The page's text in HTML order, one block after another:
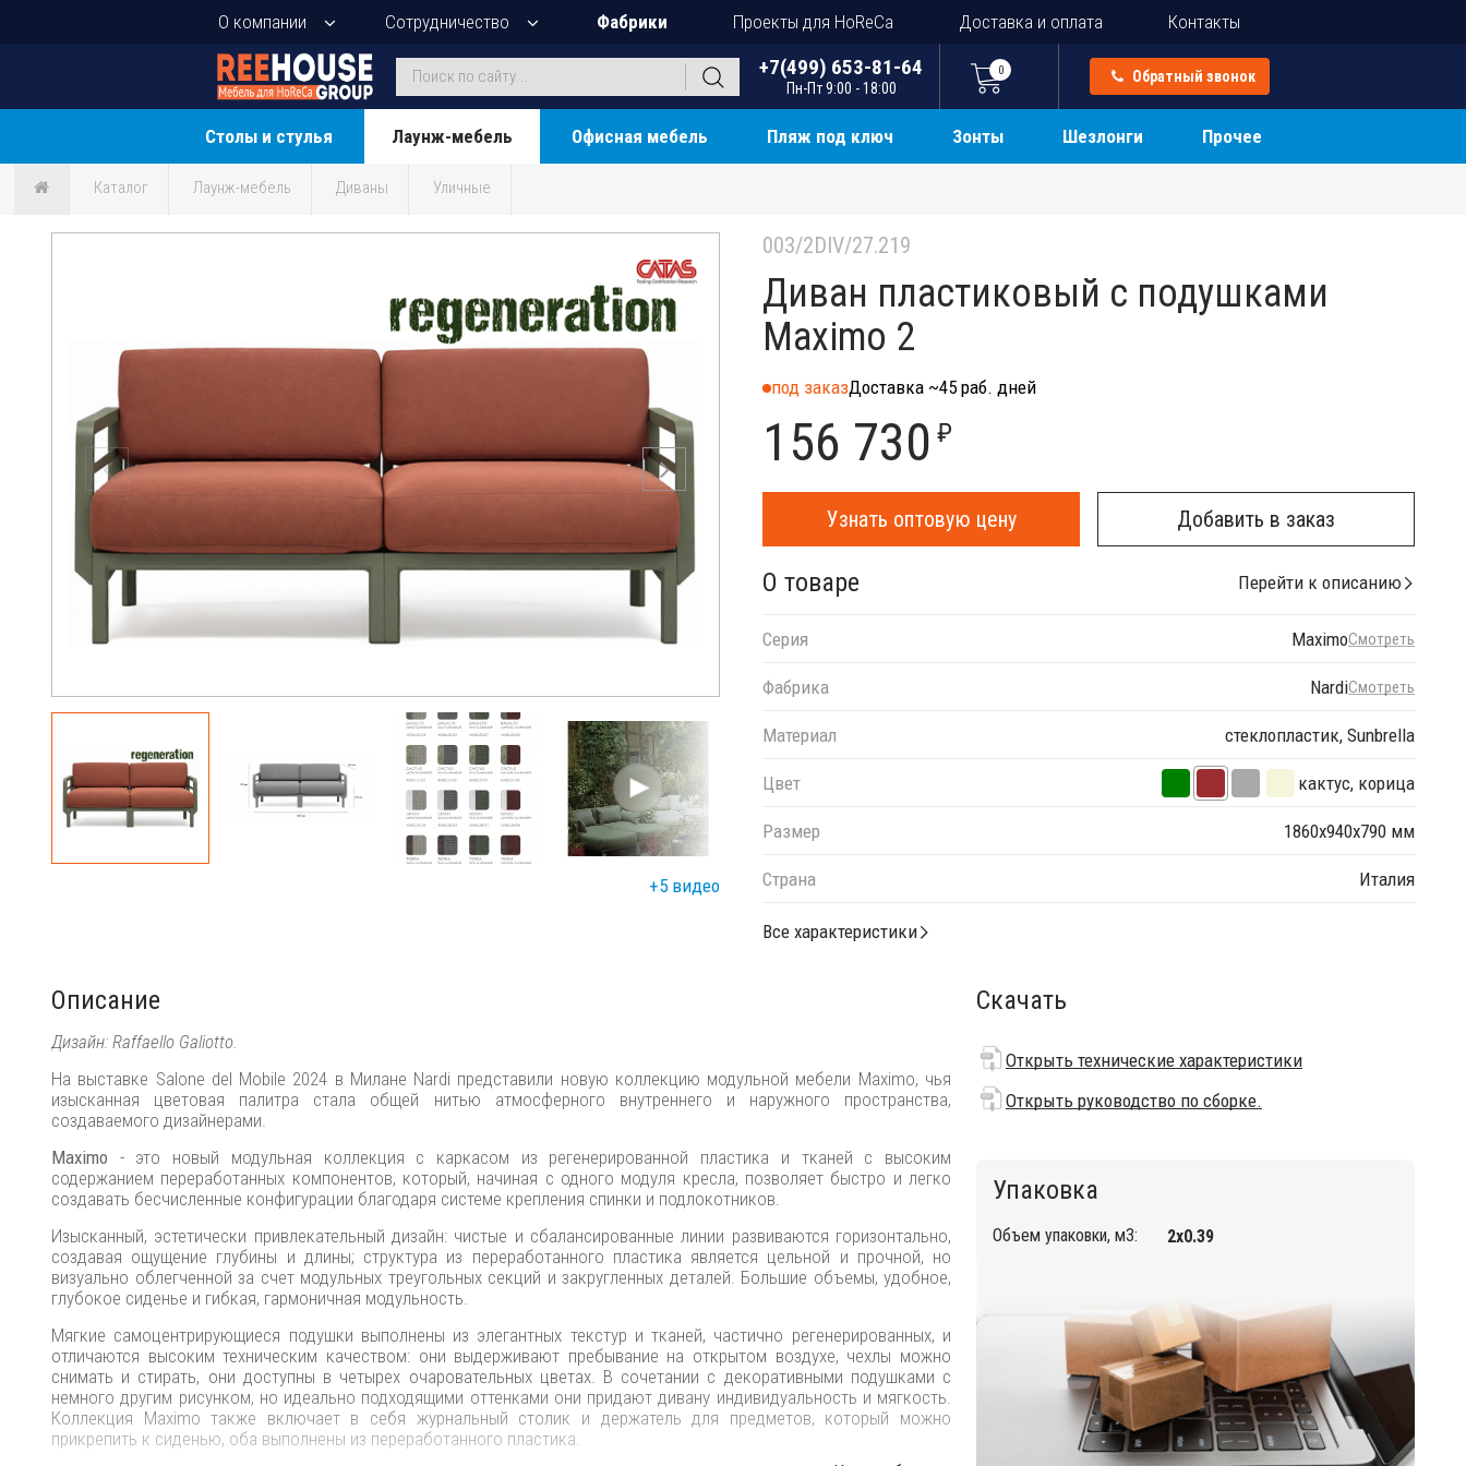
О компании Сотрудничество Фабрики Проекты для HoReCa Доставка и оплата Контакты
+7(499) 653-81-64
Пн-Пт 9:00 - 18:00
0 Обратный звонок
Столы и стулья Лаунж-мебель Офисная мебель Пляж под ключ Зонты Шезлонги Прочее
Каталог Лаунж-мебель Диваны Уличные
+5 видео
003/2DIV/27.219
Диван пластиковый с подушками
Maximo 2
под заказДоставка ~45 раб. дней
156 730 ₽
Узнать оптовую цену Добавить в заказ
О товаре Перейти к описанию
Серия MaximoСмотреть
Фабрика NardiСмотреть
Материал стеклопластик, Sunbrella
Цвет кактус, корица
Размер 1860х940х790 мм
Страна Италия
Все характеристики
Описание
Дизайн: Raffaello Galiotto.
На выставке Salone del Mobile 2024 в Милане Nardi представили новую коллекцию модульной мебели Maximo, чья
изысканная цветовая палитра стала общей нитью атмосферного внутреннего и наружного пространства,
создаваемого дизайнерами.
Maximo - это новый модульная коллекция с каркасом из регенерированной пластика и тканей с высоким
содержанием переработанных компонентов, который, начиная с одного модуля кресла, позволяет быстро и легко
создавать бесчисленные конфигурации благодаря системе крепления спинки и подлокотников.
Изысканный, эстетически привлекательный дизайн: чистые и сбалансированные линии развиваются горизонтально,
создавая ощущение глубины и длины; структура из переработанного пластика является цельной и прочной, но
визуально облегченной за счет модульных треугольных секций и закругленных деталей. Большие объемы, удобное,
глубокое сиденье и гибкая, гармоничная модульность.
Мягкие самоцентрирующиеся подушки выполнены из элегантных текстур и тканей, частично регенерированных, и
отличаются высоким техническим качеством: они выдерживают пребывание на открытом воздухе, чехлы можно
снимать и стирать, они доступны в четырех очаровательных цветах. В сочетании с декоративными подушками с
немного другим рисунком, но идеально подходящими оттенками они придают дивану индивидуальность и мягкость.
Коллекция Maximo также включает в себя журнальный столик и держатель для предметов, который можно
прикрепить к сиденью, оба выполнены из переработанного пластика.
Скачать
Открыть технические характеристики
Открыть руководство по сборке.
Упаковка
Объем упаковки, м3: 2х0.39